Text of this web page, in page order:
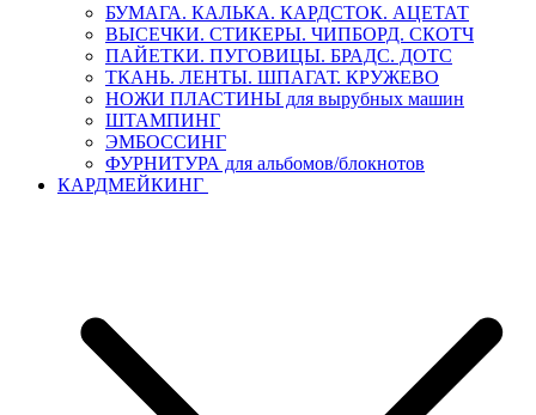
БУМАГА. КАЛЬКА. КАРДСТОК. АЦЕТАТ
ВЫСЕЧКИ. СТИКЕРЫ. ЧИПБОРД. СКОТЧ
ПАЙЕТКИ. ПУГОВИЦЫ. БРАДС. ДОТС
ТКАНЬ. ЛЕНТЫ. ШПАГАТ. КРУЖЕВО
НОЖИ ПЛАСТИНЫ для вырубных машин
ШТАМПИНГ
ЭМБОССИНГ
ФУРНИТУРА для альбомов/блокнотов
КАРДМЕЙКИНГ